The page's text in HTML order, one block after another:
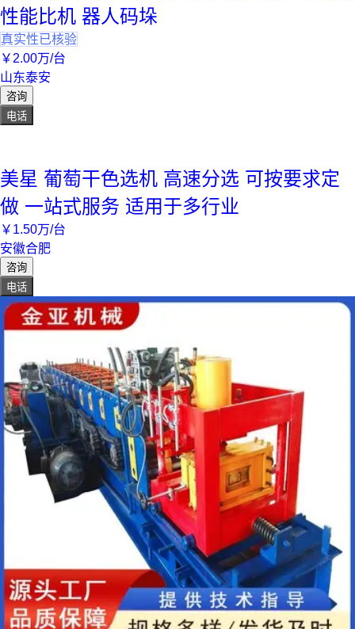
性能比机 器人码垛
真实性已核验
￥ 2.00万/台
山东泰安
咨询
电话
美星 葡萄干色选机 高速分选 可按要求定
做 一站式服务 适用于多行业
￥ 1.50万/台
安徽合肥
咨询
电话